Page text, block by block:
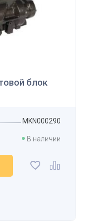
блок
MKN000290
В наличии